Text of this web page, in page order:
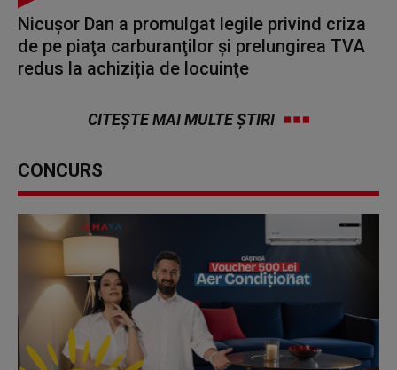
Nicuşor Dan a promulgat legile privind criza
de pe piaţa carburanţilor şi prelungirea TVA
redus la achiziția de locuinţe
CITEȘTE MAI MULTE ȘTIRI
CONCURS